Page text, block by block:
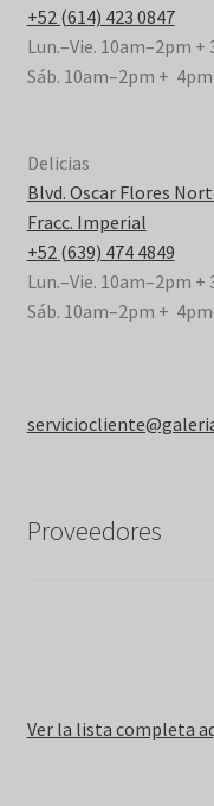
+52 (614) 423 0847
Lun.–Vie. 10am–2pm +
Sáb. 10am–2pm +
Delicias
Blvd. Oscar Flores
Fracc. Imperial
+52 (639) 474 4849
Lun.–Vie. 10am–2pm +
Sáb. 10am–2pm +
Proveedores
Ver la lista completa